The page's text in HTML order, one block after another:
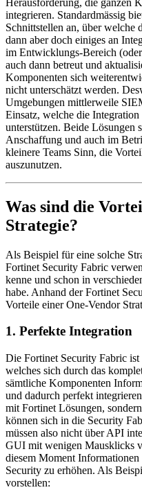
integrieren. Standardmässig
Schnittstellen an, über welche
dann aber doch einiges an
im Entwicklungs-Bereich
auch dann betreut und
Komponenten sich
nicht unterschätzt werden.
Umgebungen mittlerweile
Einsatz, welche die
unterstützen. Beide Lösungen
Anschaffung und auch im
kleinere Teams Sinn, die
auszunutzen.
Was sind die
Strategie?
Als Beispiel für eine solche
Fortinet Security Fabric
kenne und schon in
habe. Anhand der Fortinet
Vorteile einer One-Vendor
1. Perfekte Integration
Die Fortinet Security Fabric
welches sich durch das
sämtliche Komponenten
und dadurch perfekt
mit Fortinet Lösungen,
können sich in die Security
müssen also nicht über API
GUI mit wenigen Mausklicks
diesem Moment
Security zu erhöhen. Als
vorstellen: